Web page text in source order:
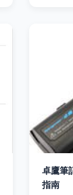
卓鷹筆
指南